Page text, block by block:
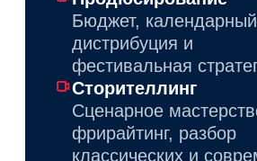
И МЕДИА»?
ШАГ 1
Подать заявку
на сайте Лицея
(выбор